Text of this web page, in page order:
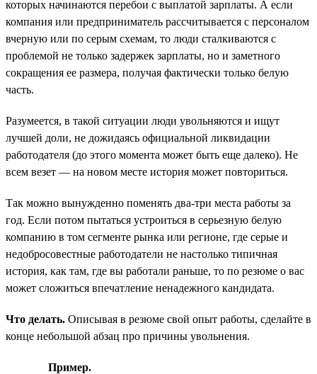
которых начинаются перебои с выплатой зарплаты. А если
компания или предприниматель рассчитывается с персоналом
вчерную или по серым схемам, то люди сталкиваются с
проблемой не только задержек зарплаты, но и заметного
сокращения ее размера, получая фактически только белую
часть.
Разумеется, в такой ситуации люди увольняются и ищут
лучшей доли, не дожидаясь официальной ликвидации
работодателя (до этого момента может быть еще далеко). Не
всем везет — на новом месте история может повториться.
Так можно вынужденно поменять два-три места работы за
год. Если потом пытаться устроиться в серьезную белую
компанию в том сегменте рынка или регионе, где серые и
недобросовестные работодатели не настолько типичная
история, как там, где вы работали раньше, то по резюме о вас
может сложиться впечатление ненадежного кандидата.
Что делать. Описывая в резюме свой опыт работы, сделайте в
конце небольшой абзац про причины увольнения.
Пример.